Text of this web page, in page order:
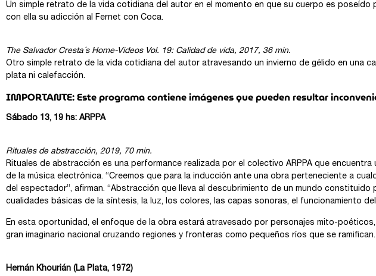
Un simple retrato de la vida cotidiana del autor en el momento en que su cuerpo es
con ella su adicción al Fernet con Coca.
The Salvador Cresta´s Home-Videos Vol. 19: Calidad de vida, 2017, 36 min.
Otro simple retrato de la vida cotidiana del autor atravesando un invierno de gélido en una
plata ni calefacción.
IMPORTANTE: Este programa contiene imágenes que pueden resultar
Sábado 13, 19 hs: ARPPA
Rituales de abstracción, 2019, 70 min.
Rituales de abstracción es una performance realizada por el colectivo ARPPA que
de la música electrónica. “Creemos que para la inducción ante una obra perteneciente a
del espectador”, afirman. “Abstracción que lleva al descubrimiento de un mundo
cualidades básicas de la síntesis, la luz, los colores, las capas sonoras, el funcionamiento
En esta oportunidad, el enfoque de la obra estará atravesado por personajes mito-
gran imaginario nacional cruzando regiones y fronteras como pequeños ríos que se ramifican.
Hernán Khourián (La Plata, 1972)